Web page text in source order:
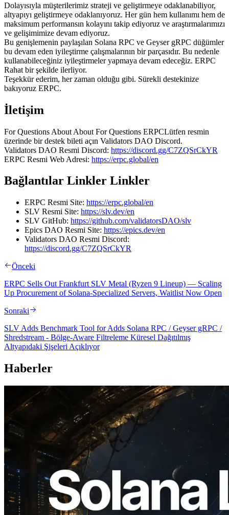
Dolayısıyla müşterilerimiz strateji ve geliştirmeye odaklanabiliyor,
altyapıyı geliştirmeye odaklanıyoruz. Her gün hem kullanımı hem de
maksimum performansın kolayını takip ediyoruz ve araştırmalarımızı
ve gelişimimize devam ediyoruz.
Bu genişlemenin paylaşılan Solana RPC ve Geyser gRPC düğümler
bu devam eden iyileştirme çalışmalarının bir parçasıdır. Bu nedenle
kullanabileceğiniz iyileştirmeler yapmaya devam edeceğiz. ERPC
Rahat bir şekilde ilerliyor.
Teşekkür ederim, her zaman olduğu gibi. Sürekli destekinize
bakıyoruz ERPC.
İletişim
For Questions About About For Questions ERPCLütfen resmin
üzerinde bir destek bileti açın Validators DAO Discord.
Validators DAO Resmi Discord: https://discord.gg/C7ZQSrCkYR
ERPC Resmi Web Adresi: https://erpc.global/en
Bağlantılar Linkler Linkler
ERPC Resmi Site: https://erpc.global/en
SLV Resmi Site: https://slv.dev/en
SLV GitHub: https://github.com/validatorsDAO/slv
Epics DAO Resmi Site: https://epics.dev/en
Validators DAO Resmi Discord:
https://discord.gg/C7ZQSrCkYR
Önceki
ERPC Sells Out Frankfurt SLV Metal (Ryzen 9 Lineup) — Scaling
Up Procurement of Solana-Specialized Servers, Waitlist Now Open
Sonraki
SLV Adds Benchmark Tool for Adds Solana RPC / Geyser gRPC /
Shredstream - Bölge-Aware Filtreleme Küresel Dağıtılmış
Altyapıdaki Şişeleri Açıklıyor
Haberler
2026.08.05